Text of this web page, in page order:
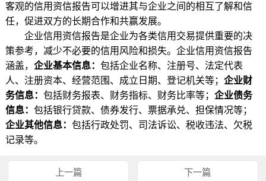
客观的信用资信报告可以增进其与企业之间的相互了解和信
任，促进双方的长期合作和共赢发展。
企业信用资信报告是企业为各类信用交易提供重要的决
策参考，减少不必要的信用风险和损失。企业信用资信报告
涵盖， 企业基本信息： 包括企业名称、注册号、法定代表
人、注册资本、经营范围、成立日期、登记机关等； 企业财
务信息： 包括财务报表、财务指标、财务比率等； 企业债务
信息： 包括银行贷款、债券发行、票据承兑、担保情况等；
企业其他信息： 包括行政处罚、司法诉讼、税收违法、欠税
记录等。
上一篇 下一篇